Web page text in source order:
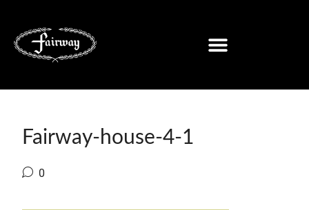
Fairway-house-4-1
0